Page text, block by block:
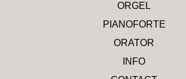
ORGEL
PIANOFORTE
ORATOR
INFO